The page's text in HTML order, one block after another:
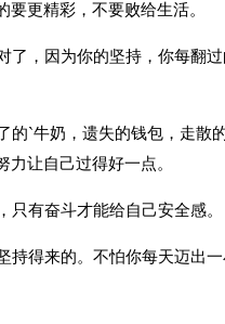
更精彩，不要败给生活。
，因为你的坚持，你每翻过
`牛奶，遗失的钱包，走散
让自己过得好一点。
有奋斗才能给自己安全感。
得来的。不怕你每天迈出一